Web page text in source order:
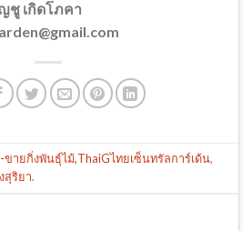
เกิดโภคา
-ขายกิ่งพันธุ์ไม้,ThaiGไทยเซ็นทรัลการ์เด้น,
สุริยา.